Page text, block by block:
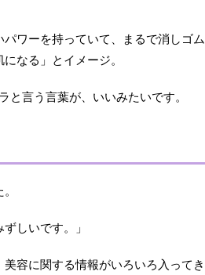
パワーを持っていて、まるで消しゴム
なる」とイメージ。
言う言葉が、いいみたいです。
しいです。」
容に関する情報がいろいろ入ってき